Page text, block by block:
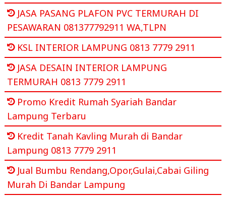
JASA PASANG PLAFON PVC TERMURAH DI
PESAWARAN 081377792911 WA,TLPN
KSL INTERIOR LAMPUNG 0813 7779 2911
JASA DESAIN INTERIOR LAMPUNG
TERMURAH 0813 7779 2911
Promo Kredit Rumah Syariah Bandar
Lampung Terbaru
Kredit Tanah Kavling Murah di Bandar
Lampung 0813 7779 2911
Jual Bumbu Rendang,Opor,Gulai,Cabai Giling
Murah Di Bandar Lampung